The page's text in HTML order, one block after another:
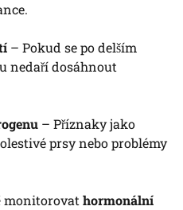
– Pokud se po delším
nedaří dosáhnout
– Příznaky jako
prsy nebo problémy
monitorovathormonální